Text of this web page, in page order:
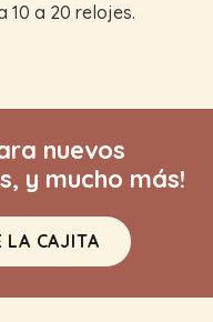
10 a 20 relojes.
nuevos
y mucho más!
LA CAJITA